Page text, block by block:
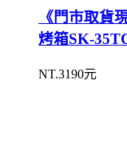
《門市取貨
烤箱SK-
NT.3190元